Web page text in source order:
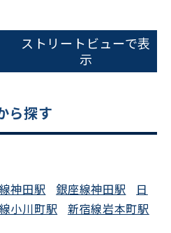
ストリートビューで表
示
ら探す
神田駅 銀座線神田駅
日
小川町駅
新宿線岩本町駅